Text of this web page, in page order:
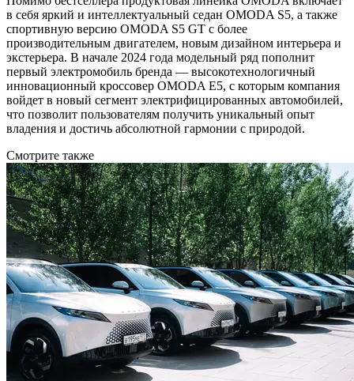
в себя яркий и интеллектуальный седан OMODA S5, а также
спортивную версию OMODA S5 GT с более
производительным двигателем, новым дизайном интерьера и
экстерьера. В начале 2024 года модельный ряд пополнит
первый электромобиль бренда — высокотехнологичный
инновационный кроссовер OMODA E5, с которым компания
войдет в новый сегмент электрифицированных автомобилей,
что позволит пользователям получить уникальный опыт
владения и достичь абсолютной гармонии с природой.
Смотрите также